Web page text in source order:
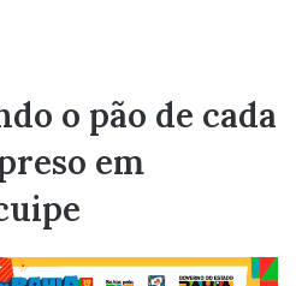
o pão de cada
em